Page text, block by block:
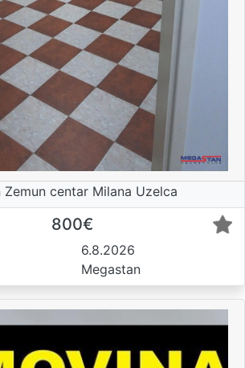
Zemun centar Milana Uzelca
800€
6.8.2026
Megastan